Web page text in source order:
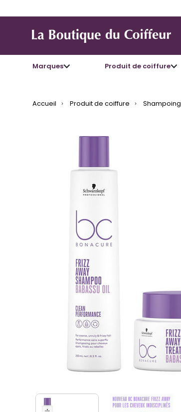
Marques Produit de coiffure
Accueil Produit de coiffure Shampoing